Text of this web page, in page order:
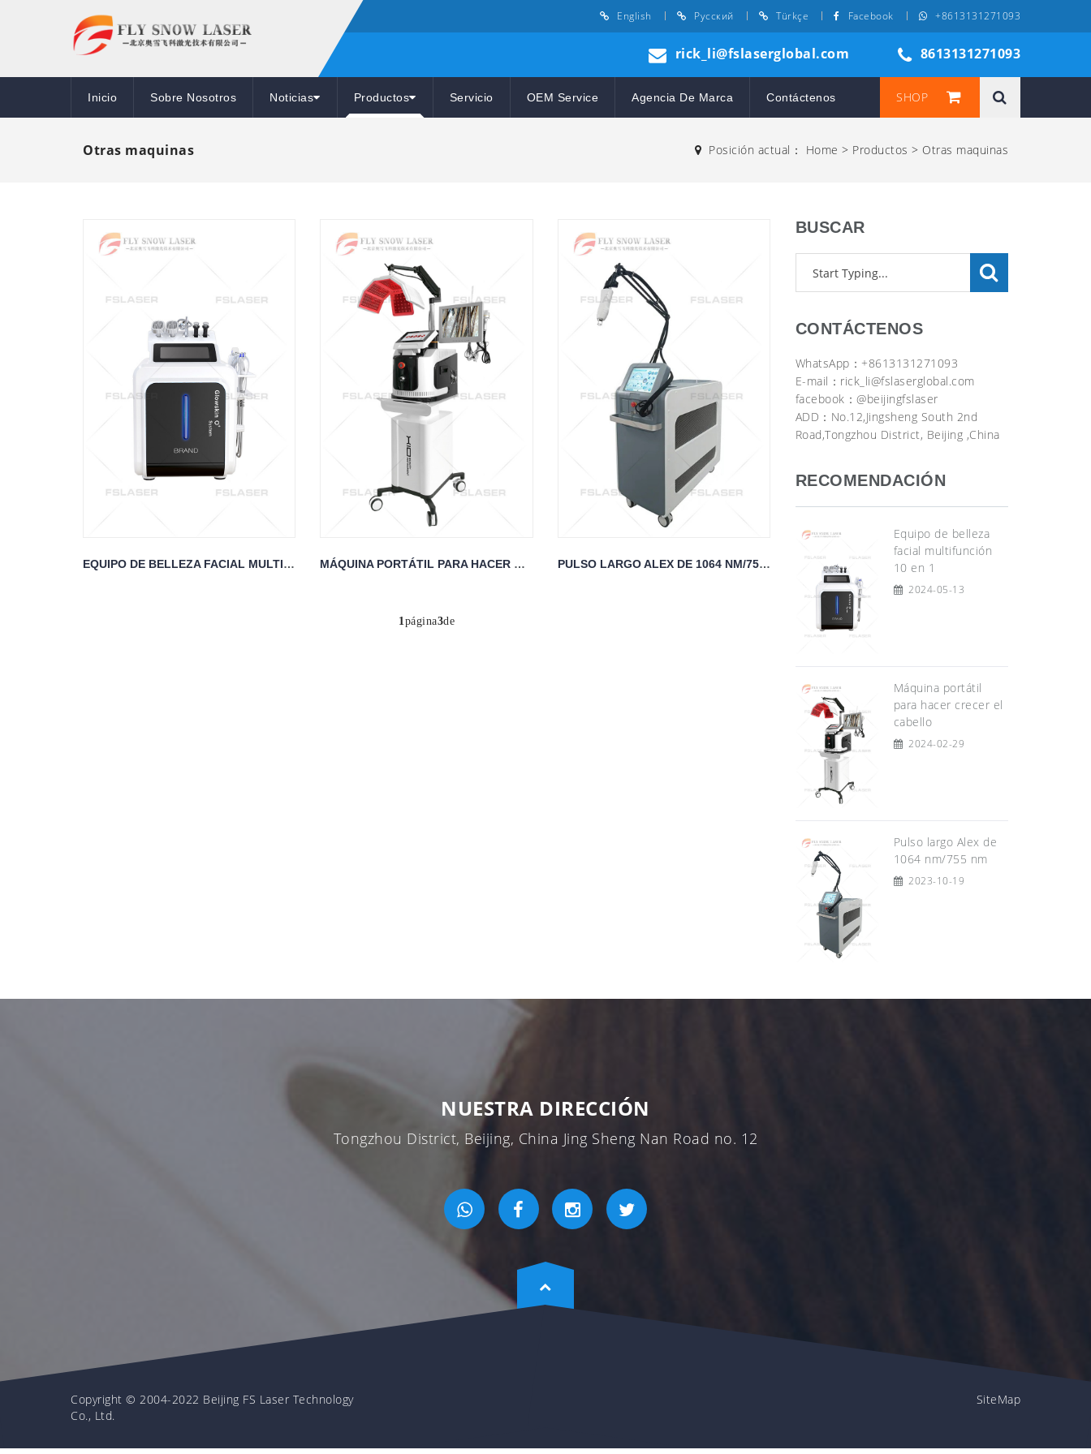
English Русский Türkçe Facebook +8613131271093
rick_li@fslaserglobal.com 8613131271093
Inicio Sobre Nosotros Noticias Productos Servicio OEM Service Agencia De Marca Contáctenos SHOP
Otras maquinas Posición actual： Home > Productos > Otras maquinas
EQUIPO DE BELLEZA FACIAL MULTIFUNCIÓN 10 EN 1 MÁQUINA PORTÁTIL PARA HACER CRECER EL CABELLO PULSO LARGO ALEX DE 1064 NM/755 NM
1 página3de
BUSCAR
CONTÁCTENOS
WhatsApp：+8613131271093
E-mail： rick_li@fslaserglobal.com
facebook：@beijingfslaser
ADD：No.12,Jingsheng South 2nd
Road,Tongzhou District, Beijing ,China
RECOMENDACIÓN
Equipo de belleza
facial multifunción
10 en 1
2024-05-13
Máquina portátil
para hacer crecer el
cabello
2024-02-29
Pulso largo Alex de
1064 nm/755 nm
2023-10-19
NUESTRA DIRECCIÓN
Tongzhou District, Beijing, China Jing Sheng Nan Road no. 12
Copyright © 2004-2022 Beijing FS Laser Technology
Co., Ltd.
SiteMap